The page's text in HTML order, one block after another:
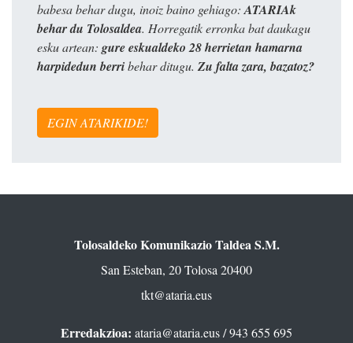
babesa behar dugu, inoiz baino gehiago: ATARIAk
behar du Tolosaldea. Horregatik erronka bat daukagu
esku artean: gure eskualdeko 28 herrietan hamarna
harpidedun berribehar ditugu. Zu falta zara, bazatoz?
EGIN ATARIKIDE!
Tolosaldeko Komunikazio Taldea S.M.
San Esteban, 20 Tolosa 20400
tkt@ataria.eus
Erredakzioa: ataria@ataria.eus/ 943 655 695